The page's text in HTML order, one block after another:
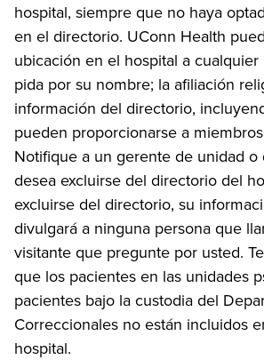
hospital, siempre que no haya
en el directorio. UConn Health
ubicación en el hospital a
pida por su nombre; la afiliación
información del directorio,
pueden proporcionarse a
Notifique a un gerente de unidad o
desea excluirse del directorio del
excluirse del directorio, su
divulgará a ninguna persona que
visitante que pregunte por usted.
que los pacientes en las unidades
pacientes bajo la custodia del
Correccionales no están incluidos
hospital.